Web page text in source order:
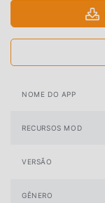
NOME DO APP
RECURSOS MOD
VERSÃO
GÊNERO